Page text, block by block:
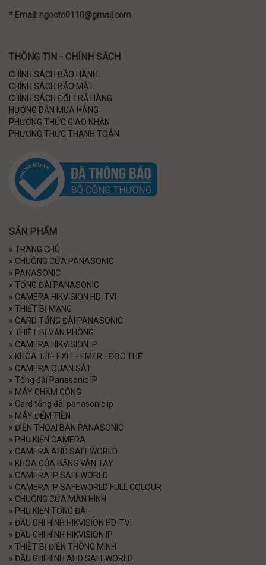
* Email: ngocto0110@gmail.com
THÔNG TIN - CHÍNH SÁCH
CHÍNH SÁCH BẢO HÀNH
CHÍNH SÁCH BẢO MẬT
CHÍNH SÁCH ĐỔI TRẢ HÀNG
HƯỚNG DẪN MUA HÀNG
PHƯƠNG THỨC GIAO NHẬN
PHƯƠNG THỨC THANH TOÁN
SẢN PHẨM
» TRANG CHỦ
» CHUÔNG CỬA PANASONIC
» PANASONIC
» TỔNG ĐÀI PANASONIC
» CAMERA HIKVISION HD-TVI
» THIẾT BỊ MẠNG
» CARD TỔNG ĐÀI PANASONIC
» THIẾT BỊ VĂN PHÒNG
» CAMERA HIKVISION IP
» KHÓA TỪ - EXIT - EMER - ĐỌC THẺ
» CAMERA QUAN SÁT
» Tổng đài Panasonic IP
» MÁY CHẤM CÔNG
» Card tổng đài panasonic ip
» MÁY ĐẾM TIỀN
» ĐIỆN THOẠI BÀN PANASONIC
» PHỤ KIỆN CAMERA
» CAMERA AHD SAFEWORLD
» KHÓA CỦA BẰNG VÂN TAY
» CAMERA IP SAFEWORLD
» CAMERA IP SAFEWORLD FULL COLOUR
» CHUÔNG CỬA MÀN HÌNH
» PHỤ KIỆN TỔNG ĐÀI
» ĐẦU GHI HÌNH HIKVISION HD-TVI
» ĐẦU GHI HÌNH HIKVISION IP
» THIẾT BỊ ĐIỆN THÔNG MINH
» ĐẦU GHI HÌNH AHD SAFEWORLD